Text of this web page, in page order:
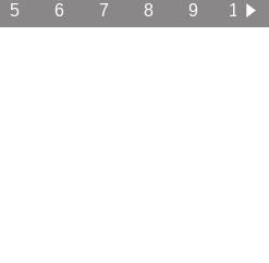
5 6 7 8 9
10